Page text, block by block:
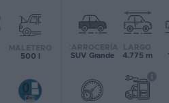
MALETERO
500 l
CARROCERÍA
SUV Grande
LARGO
4.775 m